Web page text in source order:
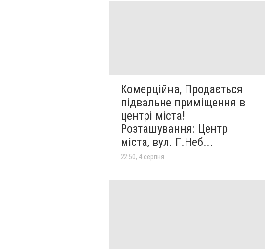
Комерційна, Продається
підвальне приміщення в
центрі міста!
Розташування: Центр
міста, вул. Г.Неб...
22:50, 4 серпня